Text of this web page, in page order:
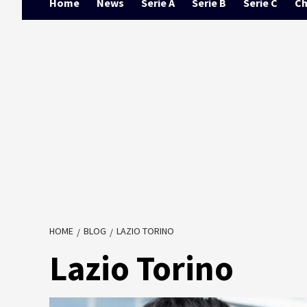
Home News Serie A Serie B Serie C
HOME BLOG LAZIO TORINO
Lazio Torino